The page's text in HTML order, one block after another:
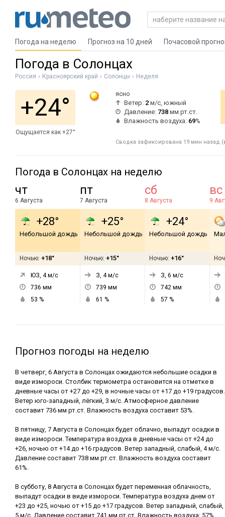
Погода на неделю Прогноз на 10 дней Почасовой
Погода в Солонцах
Россия Красноярский край Солонцы Неделя
+24°
Ощущается как +27°
ясно
Ветер: 2 м/с, южный
Давление: 738 мм рт.ст.
Влажность воздуха: 69%
Сводка зафиксирована 19 мин назад
Погода в Солонцах на неделю
чт
6 Августа
+28°
Небольшой дождь
Ночью: +18°
ЮЗ, 4м/с
736 мм
53 %
пт
7 Августа
+25°
Небольшой дождь
Ночью: +15°
З, 4м/с
739 мм
61 %
сб
8 Августа
+24°
Небольшой дождь
Ночью: +16°
З, 6 м/с
742 мм
57 %
вс
9
Прогноз погоды на неделю
В четверг, 6 Августа в Солонцах ожидаются небольшие осадки в
виде измороси. Столбик термометра остановится на отметке в
дневные часы от +27 до +29, в ночные часы от +17 до +19 градусов.
Ветер юго-западный, лёгкий, 3 м/с. Атмосферное давление
составит 736 мм рт.ст. Влажность воздуха составит 53%.
В пятницу, 7 Августа в Солонцах будет облачно, выпадут осадки в
виде измороси. Температура воздуха в дневные часы от +24 до
+26, ночью от +14 до +16 градусов. Ветер западный, слабый, 4 м/с.
Давление составит 738 мм рт.ст. Влажность воздуха составит
61%.
В субботу, 8 Августа в Солонцах будет переменная облачность,
выпадут осадки в виде измороси. Температура воздуха днем от
+23 до +25, ночью от +15 до +17 градусов. Ветер западный, слабый,
5 м/с. Давление составит 741 мм рт.ст. Влажность воздуха: 57%.